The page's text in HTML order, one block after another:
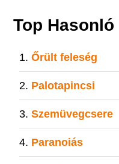
Top
Őrült feleség
Palotapincsi
Szemüvegcsere
Paranoiás